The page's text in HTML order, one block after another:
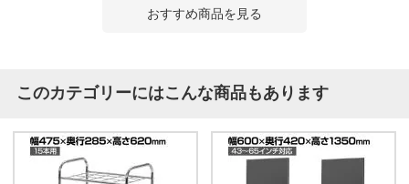
おすすめ商品を見る
このカテゴリーにはこんな商品もあります